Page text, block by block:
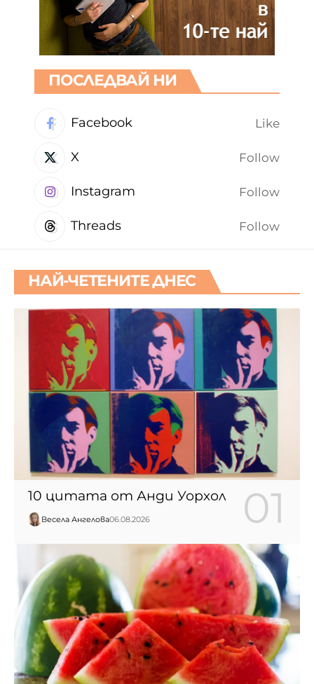
ПОСЛЕДВАЙ НИ
Facebook Like
X Follow
Instagram Follow
Threads Follow
НАЙ-ЧЕТЕНИТЕ ДНЕС
10 цитата от Анди Уорхол
Весела Ангелова06.08.2026